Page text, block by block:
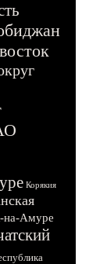
Корякия
на-Амуре